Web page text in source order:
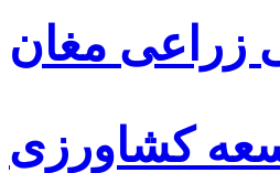
زراعی مغان
کشاورزی